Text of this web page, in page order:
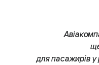
для пасажирів